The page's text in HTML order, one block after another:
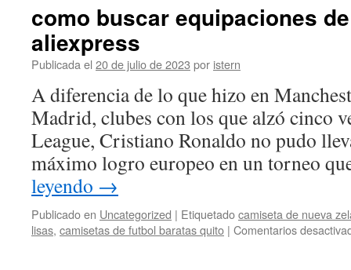
como buscar equipaciones
aliexpress
Publicada el 20 de julio de 2023 por istern
A diferencia de lo que hizo en
Madrid, clubes con los que alzó cinco
League, Cristiano Ronaldo no pudo
máximo logro europeo en un torneo
leyendo →
Publicado en Uncategorized | Etiquetadocamiseta de nueva
lisas, camisetas de futbol baratas quito | Comentarios